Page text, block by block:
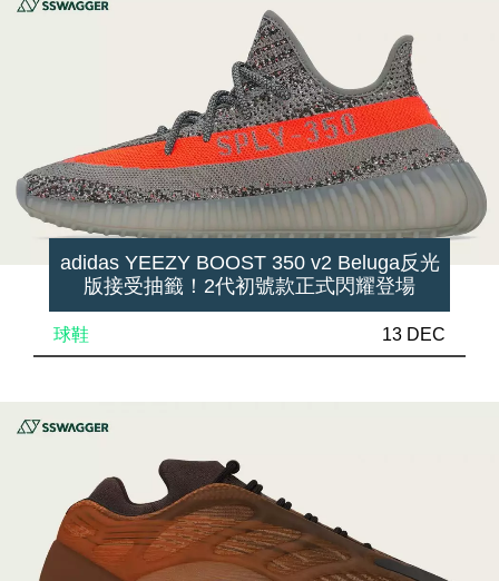
adidas YEEZY BOOST 350 v2 Beluga反光
版接受抽籤！2代初號款正式閃耀登場
球鞋 13 DEC